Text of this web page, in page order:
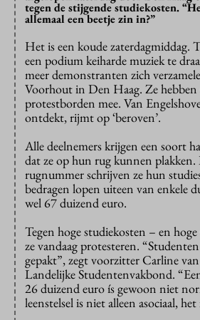
tegen de stijgende studiekosten.
allemaal een beetje zin in?”
Het is een koude zaterdagmiddag.
een podium keiharde muziek te
meer demonstranten zich
Voorhout in Den Haag. Ze hebben
protestborden mee. Van
ontdekt, rijmt op ‘beroven’.
Alle deelnemers krijgen een soort
dat ze op hun rug kunnen plakken.
rugnummer schrijven ze hun
bedragen lopen uiteen van enkele
wel 67 duizend euro.
Tegen hoge studiekosten – en
ze vandaag protesteren.
gepakt”, zegt voorzitter Carline
Landelijke Studentenvakbond.
26 duizend euro ís gewoon niet
leenstelsel is niet alleen asociaal,